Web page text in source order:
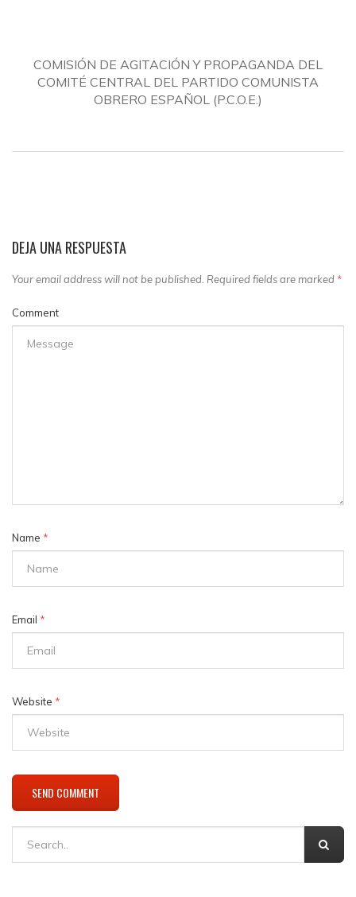
COMISIÓN DE AGITACIÓN Y PROPAGANDA DEL
COMITÉ CENTRAL DEL PARTIDO COMUNISTA
OBRERO ESPAÑOL (P.C.O.E.)
DEJA UNA RESPUESTA
Your email address will not be published. Required fields are marked *
Comment
Name *
Email *
Website *